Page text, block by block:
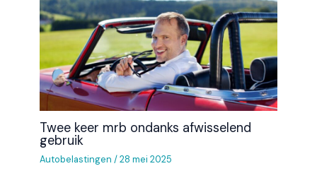
Twee keer mrb ondanks afwisselend
gebruik
Autobelastingen /28 mei 2025